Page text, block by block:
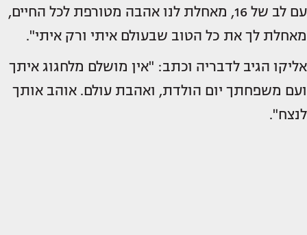
עם לב של 16, מאחלת לנו אהבה מטורפת לכל החיים,
מאחלת לך את כל הטוב שבעולם איתי ורק איתי".
אליקו הגיב לדבריה וכתב: "אין מושלם מלחגוג איתך
ועם משפחתך יום הולדת, ואהבת עולם. אוהב אותך
לנצח".